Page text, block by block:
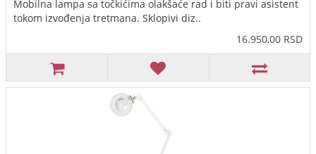
Mobilna lampa sa točkićima olakšaće rad i biti pravi asistent
tokom izvođenja tretmana. Sklopivi diz..
16.950,00 RSD